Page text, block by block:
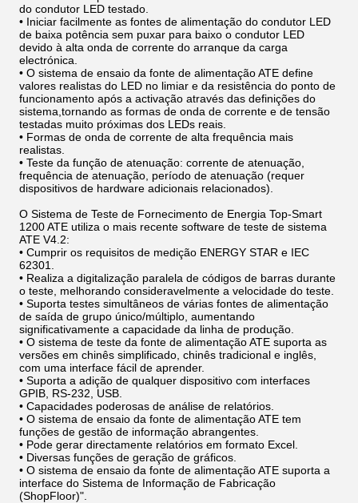
do condutor LED testado.
• Iniciar facilmente as fontes de alimentação do condutor LED
de baixa potência sem puxar para baixo o condutor LED
devido à alta onda de corrente do arranque da carga
electrónica.
• O sistema de ensaio da fonte de alimentação ATE define
valores realistas do LED no limiar e da resistência do ponto de
funcionamento após a activação através das definições do
sistema,tornando as formas de onda de corrente e de tensão
testadas muito próximas dos LEDs reais.
• Formas de onda de corrente de alta frequência mais
realistas.
• Teste da função de atenuação: corrente de atenuação,
frequência de atenuação, período de atenuação (requer
dispositivos de hardware adicionais relacionados).
O Sistema de Teste de Fornecimento de Energia Top-Smart
1200 ATE utiliza o mais recente software de teste de sistema
ATE V4.2:
• Cumprir os requisitos de medição ENERGY STAR e IEC
62301.
• Realiza a digitalização paralela de códigos de barras durante
o teste, melhorando consideravelmente a velocidade do teste.
• Suporta testes simultâneos de várias fontes de alimentação
de saída de grupo único/múltiplo, aumentando
significativamente a capacidade da linha de produção.
• O sistema de teste da fonte de alimentação ATE suporta as
versões em chinês simplificado, chinês tradicional e inglês,
com uma interface fácil de aprender.
• Suporta a adição de qualquer dispositivo com interfaces
GPIB, RS-232, USB.
• Capacidades poderosas de análise de relatórios.
• O sistema de ensaio da fonte de alimentação ATE tem
funções de gestão de informação abrangentes.
• Pode gerar directamente relatórios em formato Excel.
• Diversas funções de geração de gráficos.
• O sistema de ensaio da fonte de alimentação ATE suporta a
interface do Sistema de Informação de Fabricação
(ShopFloor)".